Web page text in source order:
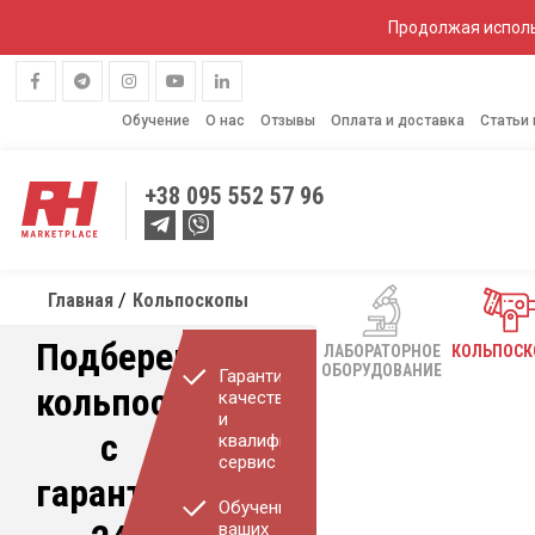
Продолжая
Обучение О нас Отзывы Оплата и доставка Статьи
+38 095 552 57 96
ЛАБОРАТОРНОЕ
ОБОРУДОВАНИЕ
Главная Кольпоскопы
Подберем
кольпоскоп
с
гарантией
Гарантия
качества
и
квалифицированный
сервис
Обучение
ваших